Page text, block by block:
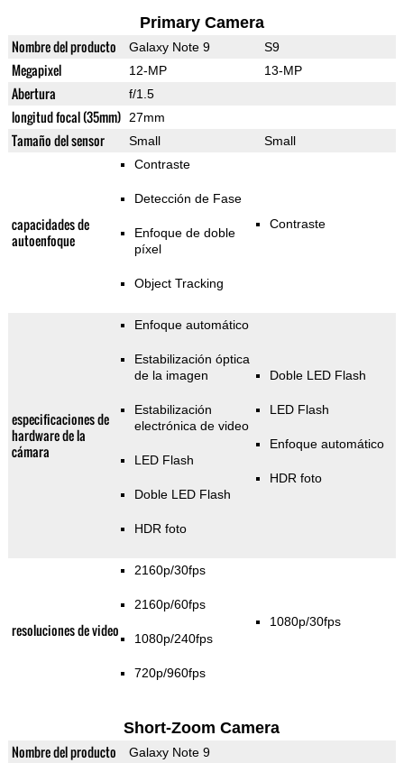
Primary Camera
Nombre del producto Galaxy Note 9 S9
Megapixel 12-MP 13-MP
Abertura f/1.5
longitud focal (35mm) 27mm
Tamaño del sensor Small Small
capacidades de
autoenfoque
Contraste
Detección de Fase
Enfoque de doble
píxel
Object Tracking
Contraste
especificaciones de
hardware de la
cámara
Enfoque automático
Estabilización óptica
de la imagen
Estabilización
electrónica de video
LED Flash
Doble LED Flash
HDR foto
Doble LED Flash
LED Flash
Enfoque automático
HDR foto
resoluciones de video
2160p/30fps
2160p/60fps
1080p/240fps
720p/960fps
1080p/30fps
Short-Zoom Camera
Nombre del producto Galaxy Note 9